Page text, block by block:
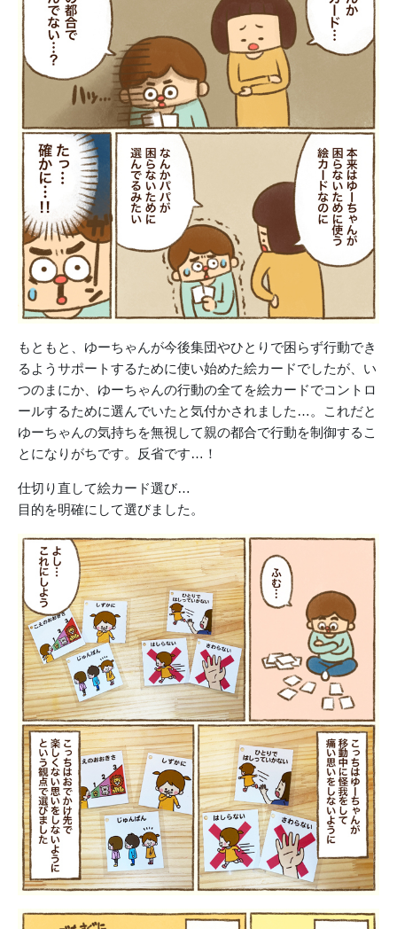
もともと、ゆーちゃんが今後集団やひとりで困らず行動でき
るようサポートするために使い始めた絵カードでしたが、い
つのまにか、ゆーちゃんの行動の全てを絵カードでコントロ
ールするために選んでいたと気付かされました…。これだと
ゆーちゃんの気持ちを無視して親の都合で行動を制御するこ
とになりがちです。反省です…！
仕切り直して絵カード選び…
目的を明確にして選びました。